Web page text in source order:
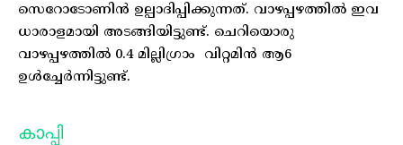
സെറോടോണിൻ ഉല്പാദിപ്പിക്കുന്നത്. വാഴപ്പഴത്തിൽ ഇവ
ധാരാളമായി അടങ്ങിയിട്ടുണ്ട്. ചെറിയൊരു
വാഴപ്പഴത്തിൽ 0.4 മില്ലിഗ്രാം വിറ്റമിൻ ആ6
ഉൾച്ചേർന്നിട്ടുണ്ട്.
കാപ്പി